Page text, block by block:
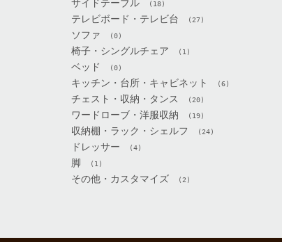
サイドテーブル (18)
テレビボード・テレビ台 (27)
ソファ (0)
椅子・シングルチェア (1)
ベッド (0)
キッチン・台所・キャビネット (6)
チェスト・収納・タンス (20)
ワードローブ・洋服収納 (19)
収納棚・ラック・シェルフ (24)
ドレッサー (4)
脚 (1)
その他・カスタマイズ (2)